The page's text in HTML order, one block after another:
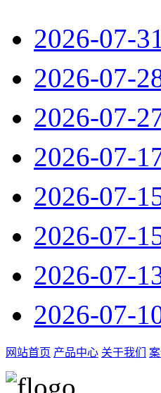
2026-07-31
2026-07-
2026-07-
2026-07-
2026-07-
2026-07-
2026-07-
2026-07-
网站首页 产品中心 关于我们